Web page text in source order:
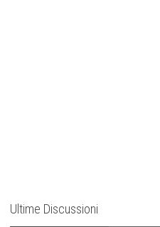
Ultime Discussioni